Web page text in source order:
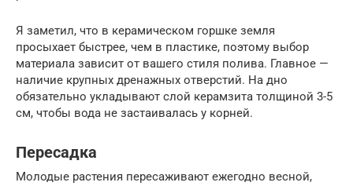
Я заметил, что в керамическом горшке земля
просыхает быстрее, чем в пластике, поэтому выбор
материала зависит от вашего стиля полива. Главное —
наличие крупных дренажных отверстий. На дно
обязательно укладывают слой керамзита толщиной 3-5
см, чтобы вода не застаивалась у корней.
Пересадка
Молодые растения пересаживают ежегодно весной,